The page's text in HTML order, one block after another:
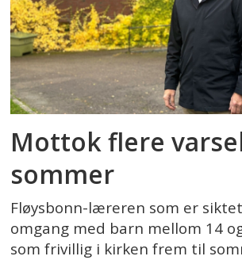
Mottok flere
sommer
Fløysbonn-læreren som er
omgang med barn mellom 14
som frivillig i kirken frem til